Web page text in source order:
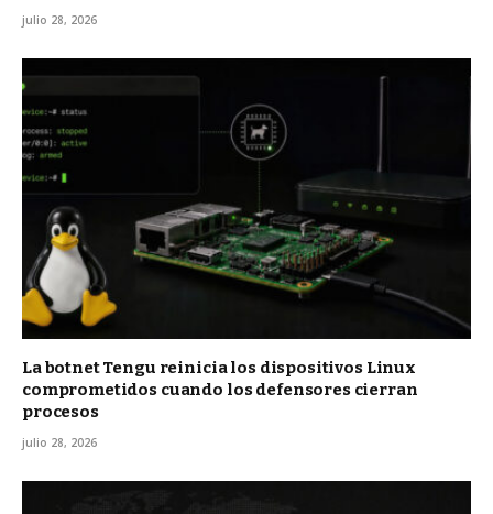
julio 28, 2026
La botnet Tengu reinicia los dispositivos Linux
comprometidos cuando los defensores cierran
procesos
julio 28, 2026